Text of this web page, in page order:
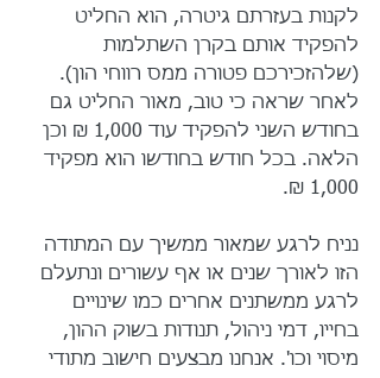
לקנות בעזרתם גיטרה, הוא החליט
להפקיד אותם בקרן השתלמות
(שלהזכירכם פטורה ממס רווחי הון).
לאחר שראה כי טוב, מאור החליט גם
בחודש השני להפקיד עוד 1,000 ₪ וכן
הלאה. בכל חודש בחודשו הוא מפקיד
1,000 ₪.
נניח לרגע שמאור ממשיך עם המתודה
הזו לאורך שנים או אף עשורים ונתעלם
לרגע ממשתנים אחרים כמו שינויים
בחייו, דמי ניהול, תנודות בשוק ההון,
מיסוי וכו'. אנחנו מבצעים חישוב מתודי